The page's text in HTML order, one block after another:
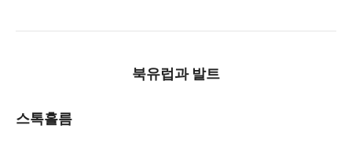
북유럽과 발트
스톡홀름